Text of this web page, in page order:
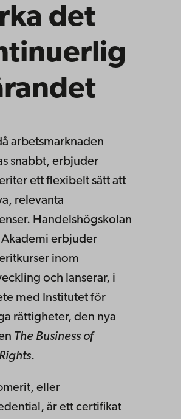
det
arbetsmarknaden
snabbt, erbjuder
ett flexibelt sätt att
relevanta
Handelshögskolan
erbjuder
inom
och lanserar, i
med Institutet för
rättigheter, den nya
The Business of
.
eller
är ett certifikat